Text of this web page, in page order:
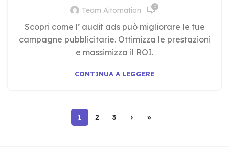
Team Aitomation 0
Scopri come l’ audit ads può migliorare le tue
campagne pubblicitarie. Ottimizza le prestazioni
e massimizza il ROI.
CONTINUA A LEGGERE
1 2 3 › »